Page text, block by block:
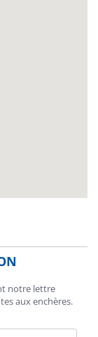
notre lettre
aux enchères.